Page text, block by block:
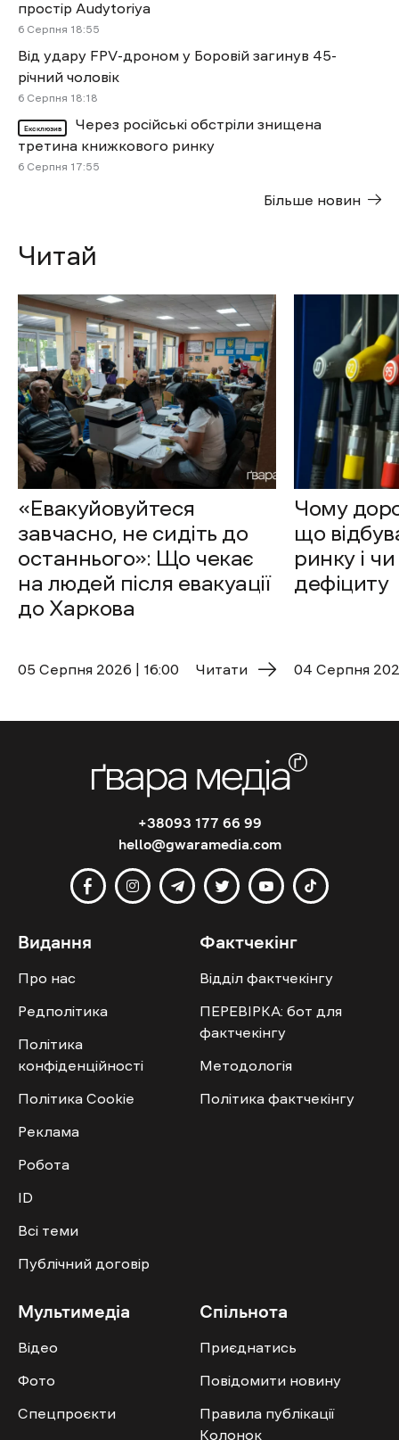
простір Audytoriya
6 Cерпня 18:55
Від удару FPV-дроном у Боровій загинув 45-
річний чоловік
6 Cерпня 18:18
Ексклюзив
Через російські обстріли знищена
третина книжкового ринку
6 Cерпня 17:55
Більше новин
Читай
«Евакуйовуйтеся
завчасно, не сидіть до
останнього»: Що чекає
на людей після евакуації
до Харкова
05 Cерпня 2026 | 16:00 Читати
Чому
що
ринку і
дефіциту
04 Cерпня
+38093 177 66 99
hello@gwaramedia.com
Видання
Про нас
Редполітика
Політика
конфіденційності
Політика Cookie
Реклама
Робота
ID
Всі теми
Публічний договір
Фактчекінг
Відділ фактчекінгу
ПЕРЕВІРКА: бот для
фактчекінгу
Методологія
Політика фактчекінгу
Мультимедіа
Відео
Фото
Спецпроєкти
Спільнота
Приєднатись
Повідомити новину
Правила публікації
Колонок